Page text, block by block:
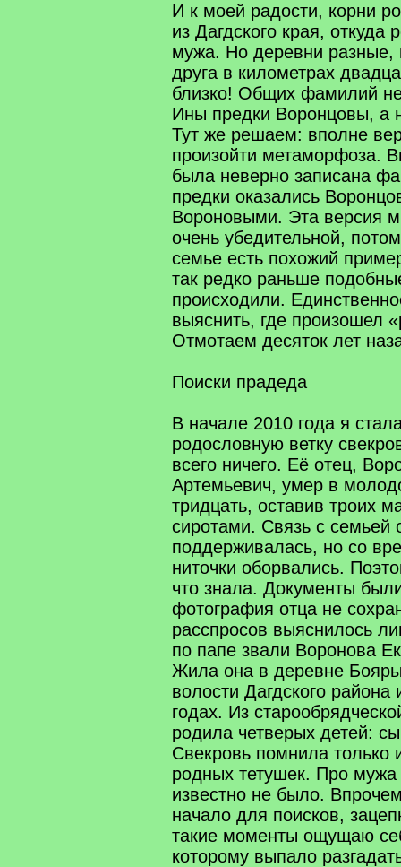
И к моей радости, корни
из Дагдского края,
мужа. Но деревни разные,
друга в километрах
близко! Общих фамилий
Ины предки Воронцовы, а
Тут же решаем: вполне
произойти метаморфоза.
была неверно записана
предки оказались
Вороновыми. Эта версия
очень убедительной,
семье есть похожий
так редко раньше
происходили.
выяснить, где произошел
Отмотаем десяток лет
Поиски прадеда
В начале 2010 года я
родословную ветку
всего ничего. Её отец,
Артемьевич, умер в
тридцать, оставив троих
сиротами. Связь с семьей
поддерживалась, но со
ниточки оборвались.
что знала. Документы
фотография отца не
расспросов выяснилось
по папе звали Воронова
Жила она в деревне
волости Дагдского
годах. Из
родила четверых детей:
Свекровь помнила только
родных тетушек. Про мужа
известно не было.
начало для поисков,
такие моменты ощущаю
которому выпало